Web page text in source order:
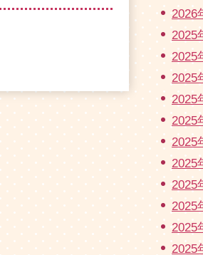
2026
2025
2025
2025
2025
2025
2025
2025
2025
2025
2025
2025